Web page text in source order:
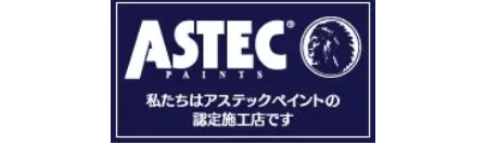
to the balcony
quotes from several
site, but Izawa-san
The peace
た。
瓦の劣化がだいぶ進んでい
穴が空いているのもわりま
本当は屋根全部を変えたい
の先10数年で住み替え予定
をお願いしました。